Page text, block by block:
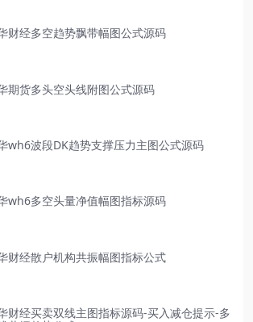
财经多空趋势飘带幅图公式源码
期货多头空头线附图公式源码
wh6波段DK趋势支撑压力主图公式源码
wh6多空头量净值幅图指标源码
财经散户机构共振幅图指标公式
财经买卖双线主图指标源码-买入减仓提示-多